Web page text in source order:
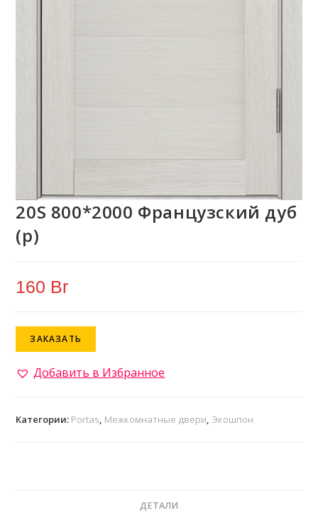
20S 800*2000 Французский дуб
(р)
160 Br
ЗАКАЗАТЬ
Добавить в Избранное
Категории: Portas, Межкомнатные двери, Экошпон
ДЕТАЛИ